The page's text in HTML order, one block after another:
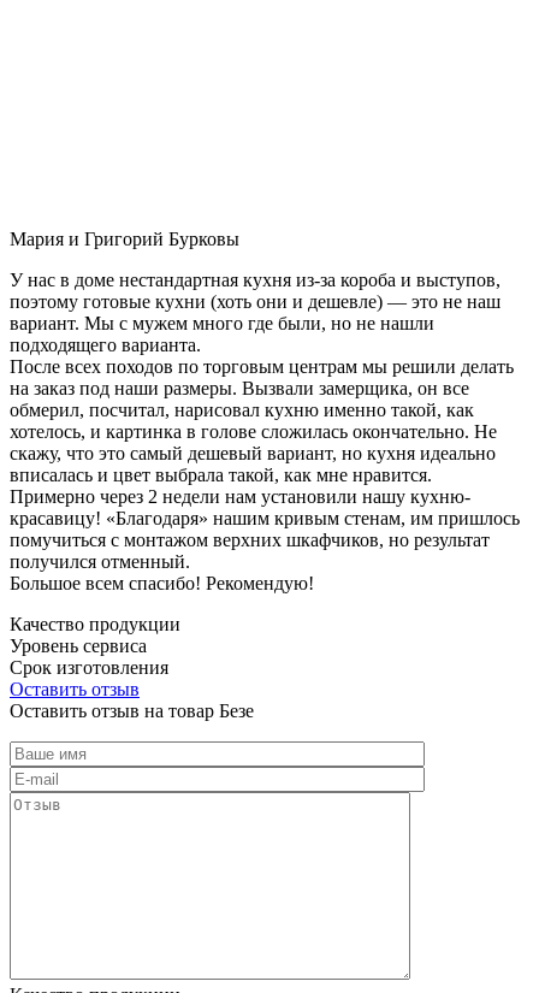
Мария и Григорий Бурковы
У нас в доме нестандартная кухня из-за короба и выступов,
поэтому готовые кухни (хоть они и дешевле) — это не наш
вариант. Мы с мужем много где были, но не нашли
подходящего варианта.
После всех походов по торговым центрам мы решили делать
на заказ под наши размеры. Вызвали замерщика, он все
обмерил, посчитал, нарисовал кухню именно такой, как
хотелось, и картинка в голове сложилась окончательно. Не
скажу, что это самый дешевый вариант, но кухня идеально
вписалась и цвет выбрала такой, как мне нравится.
Примерно через 2 недели нам установили нашу кухню-
красавицу! «Благодаря» нашим кривым стенам, им пришлось
помучиться с монтажом верхних шкафчиков, но результат
получился отменный.
Большое всем спасибо! Рекомендую!
Качество продукции
Уровень сервиса
Срок изготовления
Оставить отзыв
Оставить отзыв на товар Безе